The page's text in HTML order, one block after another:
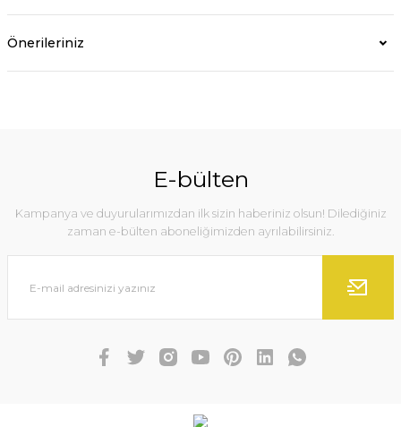
Önerileriniz
E-bülten
Kampanya ve duyurularımızdan ilk sizin haberiniz olsun! Dilediğiniz
zaman e-bülten aboneliğimizden ayrılabilirsiniz.